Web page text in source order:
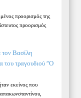
προορισμός της
προορισμός
τον Βασίλη
του τραγουδιού “Ο
εκείνος που